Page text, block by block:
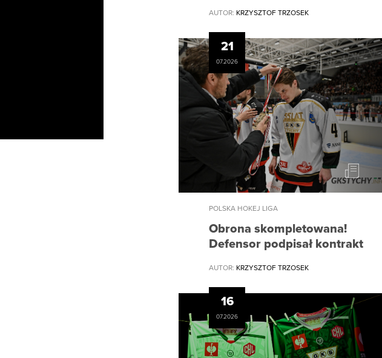
AUTOR: KRZYSZTOF TRZOSEK
21
07.2026
POLSKA HOKEJ LIGA
Obrona skompletowana!
Defensor podpisał kontrakt
AUTOR: KRZYSZTOF TRZOSEK
16
07.2026